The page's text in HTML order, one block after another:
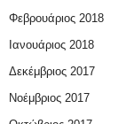
Φεβρουάριος 2018
Ιανουάριος 2018
Δεκέμβριος 2017
Νοέμβριος 2017